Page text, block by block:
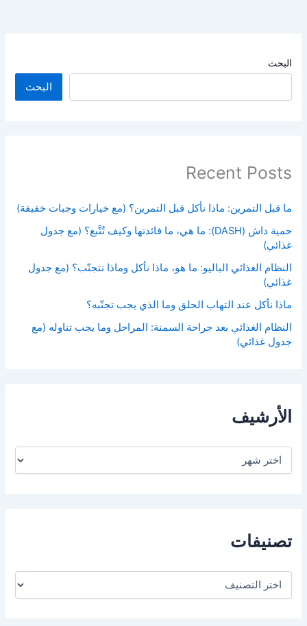
البحث
البحث
Recent Posts
ما قبل التمرين: ماذا نأكل قبل التمرين؟ (مع خيارات وجبات خفيفة)
حمية داش (DASH): ما هي، ما فائدتها وكيف تُتَّبع؟ (مع جدول
غذائي)
النظام الغذائي الباليو: ما هو، ماذا نأكل وماذا نتجنّب؟ (مع جدول
غذائي)
ماذا نأكل عند التهاب الحلق وما الذي يجب تجنّبه؟
النظام الغذائي بعد جراحة السمنة: المراحل وما يجب تناوله (مع
جدول غذائي)
الأرشيف
تصنيفات